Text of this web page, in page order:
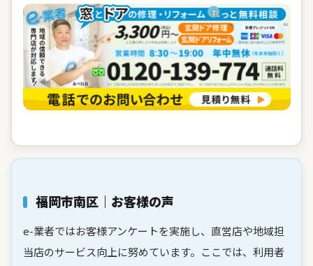
福岡市南区｜お客様の声
e-業者ではお客様アンケートを実施し、直営店や地域担
当店のサービス向上に努めています。ここでは、利用者